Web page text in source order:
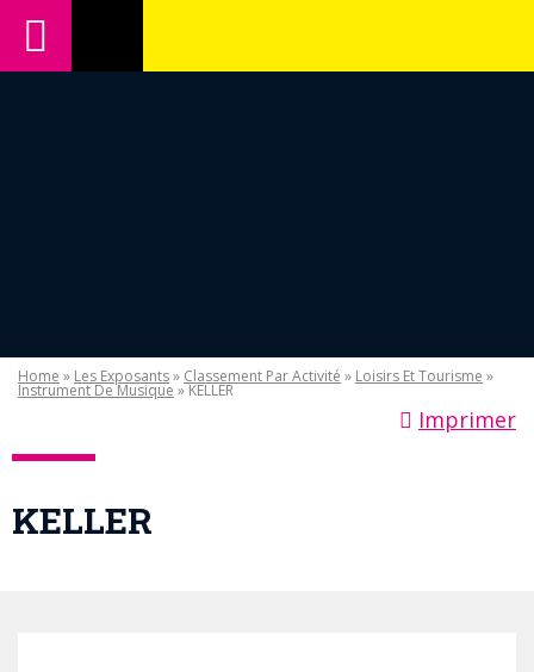
Home » Les Exposants» Classement Par Activité » Loisirs Et Tourisme »
Instrument De Musique » KELLER
Imprimer
KELLER